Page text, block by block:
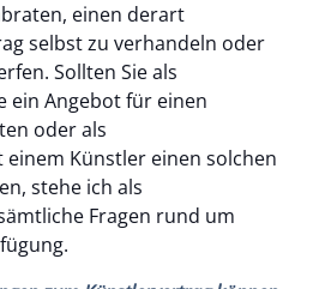
einen derart
selbst zu verhandeln oder
Sollten Sie als
ein Angebot für einen
oder als
Künstler einen solchen
stehe ich als
Fragen rund um